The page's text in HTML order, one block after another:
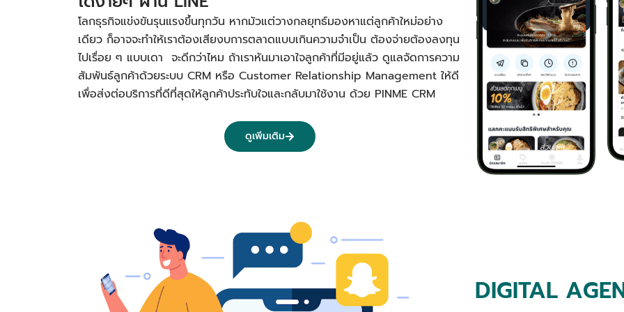
โลกธุรกิจแข่งขันรุนแรงขึ้นทุกวัน หากมัวแต่วางกลยุทธ์มองหาแต่ลูกค้าใหม่อย่าง
เดียว ก็อาจจะทำให้เราต้องเสียงบการตลาดแบบเกินความจำเป็น ต้องจ่ายต้องลงทุน
ไปเรื่อย ๆ แบบเดา จะดีกว่าไหม ถ้าเราหันมาเอาใจลูกค้าที่มีอยู่แล้ว ดูแลจัดการความ
สัมพันธ์ลูกค้าด้วยระบบ CRM หรือ Customer Relationship Management ให้ดี
เพื่อส่งต่อบริการที่ดีที่สุดให้ลูกค้าประทับใจและกลับมาใช้งาน ด้วย PINME CRM
ดูเพิ่มเติม
DIGITAL